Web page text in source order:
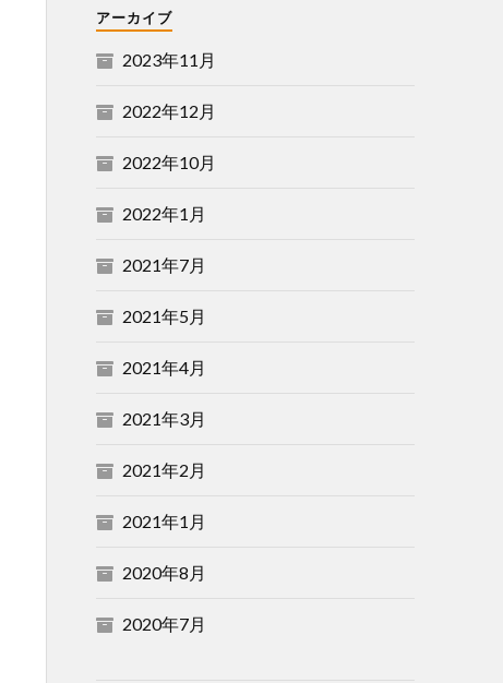
アーカイブ
2023年11月
2022年12月
2022年10月
2022年1月
2021年7月
2021年5月
2021年4月
2021年3月
2021年2月
2021年1月
2020年8月
2020年7月